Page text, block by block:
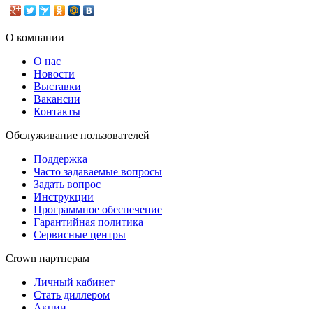
О компании
О нас
Новости
Выставки
Вакансии
Контакты
Обслуживание пользователей
Поддержка
Часто задаваемые вопросы
Задать вопрос
Инструкции
Программное обеспечение
Гарантийная политика
Сервисные центры
Crown партнерам
Личный кабинет
Стать диллером